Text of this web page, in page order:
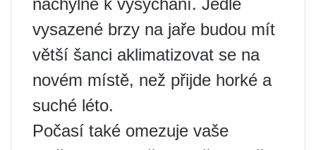
náchylné k vysychání. Jedle
vysazené brzy na jaře budou mít
větší šanci aklimatizovat se na
novém místě, než přijde horké a
suché léto.
Počasí také omezuje vaše